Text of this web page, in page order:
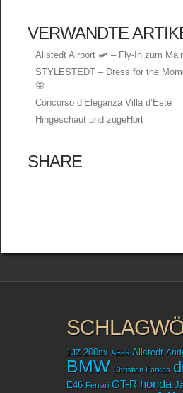
VERWANDTE
Allstedt Airport 🛩️ – Fly-In zum
STYLESTEDT – Dress for the
🦋
Concorso d’Eleganza Villa d’Este
Hingeschaut und zugeHort
SHARE
1JZ 200sx AE86 Allstedt
BMW Christian Farkas
E46 Ferrari GT-R honda